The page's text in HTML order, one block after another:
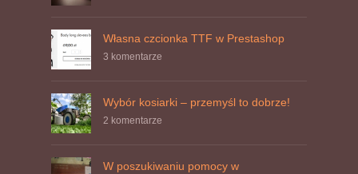
Własna czcionka TTF w Prestashop
3 komentarze
Wybór kosiarki – przemyśl to dobrze!
2 komentarze
W poszukiwaniu pomocy w